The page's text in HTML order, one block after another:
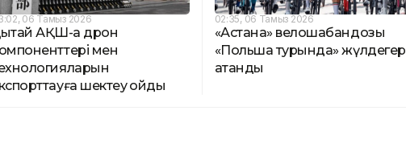
06 Тамыз 2026
АҚШ-қа дрон
мен
шектеу қойды
02:35, 06 Тамыз 2026
«Астана» велошабандозы
«Польша турында» жүлдегер
атанды